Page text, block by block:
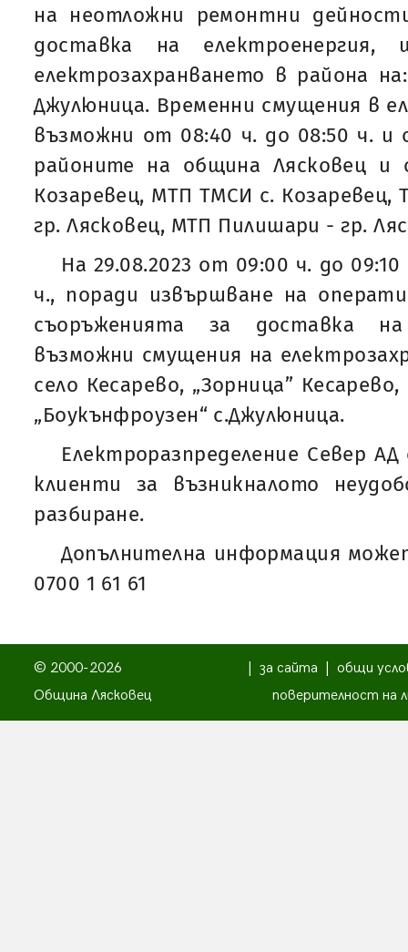
на неотложни ремонтни
доставка на електроенергия,
електрозахранването в района
Джулюница. Временни смущения в
възможни от 08:40 ч. до 08:50 ч. и
районите на община Лясковец
Козаревец, МТП ТМСИ с.
гр. Лясковец, МТП Пилишари - гр.
На 29.08.2023 от 09:00 ч. до
ч., поради извършване на
съоръженията за доставка на
възможни смущения на
село Кесарево, „Зорница”
„Боукънфроузен“ с.Джулюница.
Електроразпределение Север
клиенти за възникналото
разбиране.
Допълнителна информация
0700 1 61 61
© 2000-2026
Община Лясковец
за сайта
общи
поверителност на